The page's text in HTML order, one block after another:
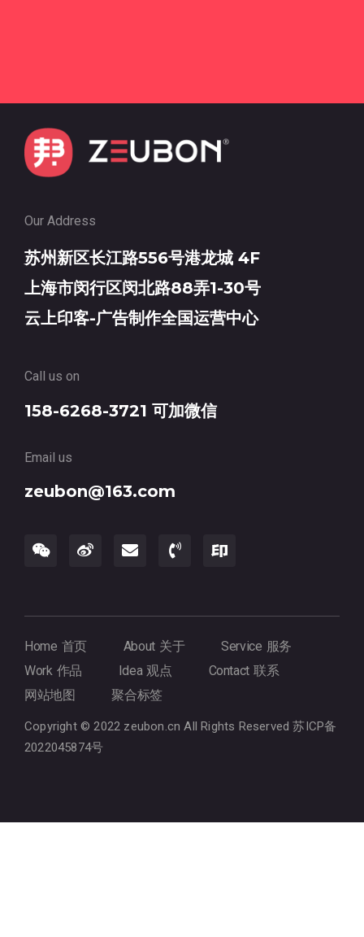
Our Address
苏州新区长江路556号港龙城 4F
上海市闵行区闵北路88弄1-30号
云上印客-广告制作全国运营中心
Call us on
158-6268-3721 可加微信
Email us
zeubon@163.com
Home 首页 About 关于
Service 服务
Work 作品
Idea 观点
Contact 联系
网站地图
聚合标签
Copyright © 2022 zeubon.cn All Rights Reserved苏ICP备
2022045874号